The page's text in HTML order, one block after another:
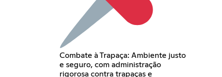
Combate à Trapaça: Ambiente justo
e seguro, com administração
rigorosa contra trapaças e